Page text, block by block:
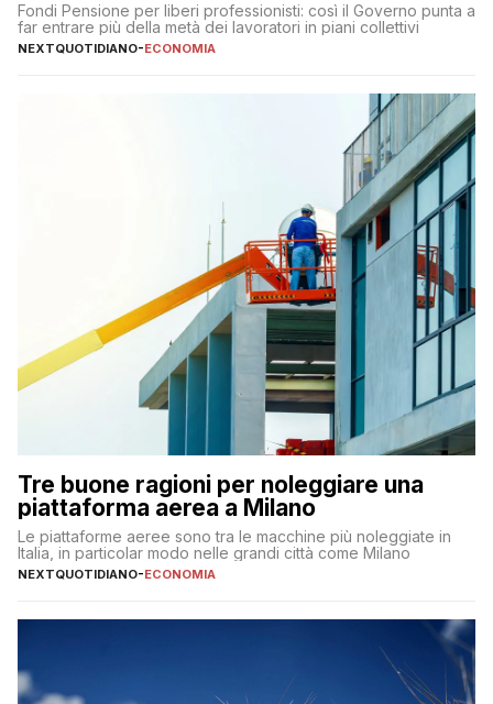
Fondi Pensione per liberi professionisti: così il Governo punta a
far entrare più della metà dei lavoratori in piani collettivi
NEXTQUOTIDIANO-ECONOMIA
Tre buone ragioni per noleggiare una
piattaforma aerea a Milano
Le piattaforme aeree sono tra le macchine più noleggiate in
Italia, in particolar modo nelle grandi città come Milano
NEXTQUOTIDIANO-ECONOMIA